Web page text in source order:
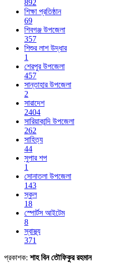
892
শিক্ষা প্রতিষ্ঠান
69
শিবগঞ্জ উপজেলা
357
শিশুর লাশ উদ্ধার
1
শেরপুর উপজেলা
457
সান্তাহার উপজেলা
2
সারাদেশ
2404
সারিয়াকান্দি উপজেলা
262
সাহিত্য
44
সুপার শপ
1
সোনাতলা উপজেলা
143
স্কুল
18
স্পোর্টস আইটেম
8
স্বাস্থ্য
371
প্রকাশক: শাহ বিন তৌফিকুর রহমান